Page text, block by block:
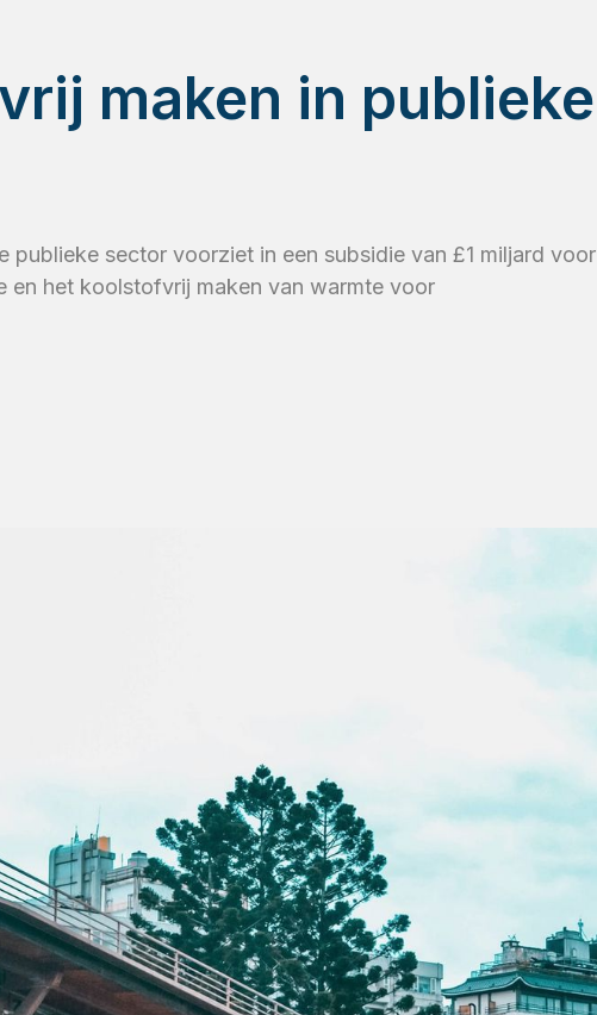
maken in publieke
sector voorziet in een subsidie van £1 miljard voor
het koolstofvrij maken van warmte voor